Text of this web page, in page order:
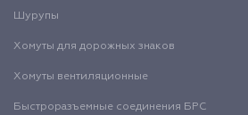
Шурупы
Хомуты для дорожных знаков
Хомуты вентиляционные
Быстроразъемные соединения БРС